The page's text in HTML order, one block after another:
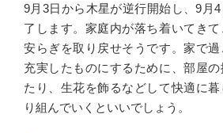
9月3日から木星が逆行開始し、9月
了します。家庭内が落ち着いてき
安らぎを取り戻せそうです。家で過
充実したものにするために、部屋
たり、生花を飾るなどして快適に
り組んでいくといいでしょう。